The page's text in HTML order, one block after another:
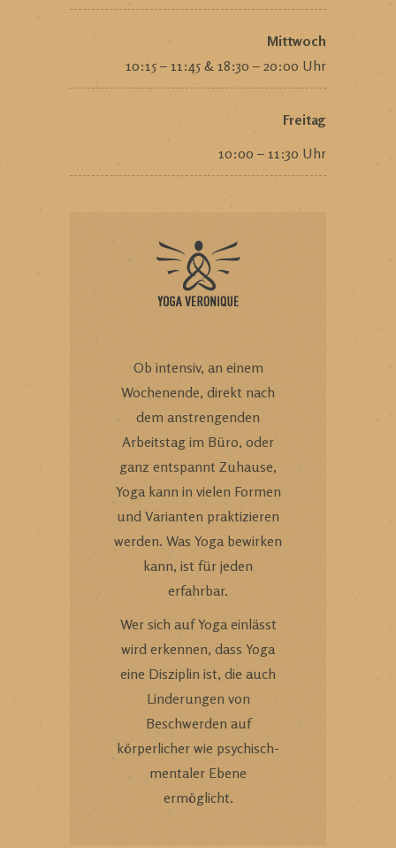
Mittwoch
10:15 – 11:45 & 18:30 – 20:00 Uhr
Freitag
10:00 – 11:30 Uhr
Ob intensiv, an einem
Wochenende, direkt nach
dem anstrengenden
Arbeitstag im Büro, oder
ganz entspannt Zuhause,
Yoga kann in vielen Formen
und Varianten praktizieren
werden. Was Yoga bewirken
kann, ist für jeden
erfahrbar.
Wer sich auf Yoga einlässt
wird erkennen, dass Yoga
eine Disziplin ist, die auch
Linderungen von
Beschwerden auf
körperlicher wie psychisch-
mentaler Ebene
ermöglicht.